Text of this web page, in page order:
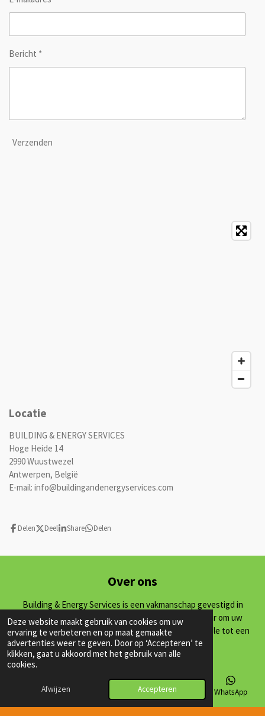
Deze website maakt gebruik van cookies om uw
ervaring te verbeteren en op maat gemaakte
advertenties weer te geven. Door op ‘Accepteren’ te
klikken, gaat u akkoord met het gebruik van alle
cookies.
Afwijzen Accepteren
Bericht *
Verzenden
Locatie
BUILDING & ENERGY SERVICES
Hoge Heide 14
2990 Wuustwezel
Antwerpen, België
E-mail: info@buildingandenergyservices.com
Delen Deel Share Delen
Over ons
Building & Energy Services is een vakmanschap gevestigd in
Antwerpen, België. Ons team van experts staat klaar om uw
projecten op het gebied van energie en klimaatcontrole tot een
succes te maken.
E-mailadres Kaart WhatsApp